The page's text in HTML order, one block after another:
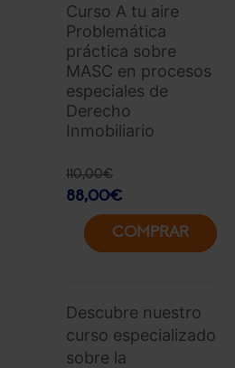
Curso A tu aire
Problemática
práctica sobre
MASC en procesos
especiales de
Derecho
Inmobiliario
110,00€
88,00€
COMPRAR
Descubre nuestro
curso especializado
sobre la